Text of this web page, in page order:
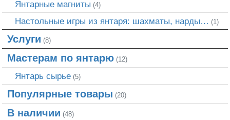
Янтарные магниты (4)
Настольные игры из янтаря: шахматы, нарды… (1)
Услуги (8)
Мастерам по янтарю (12)
Янтарь сырье (5)
Популярные товары (20)
В наличии (48)